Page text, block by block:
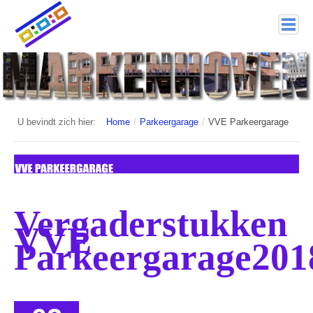
home
Markenhoven
Documenten
Veiligheid (mijn buurt van politie.nl)
Historie
Hof 1
U bevindt zich hier: Home / Parkeergarage / VVE Parkeergarage
Vergaderstukken
VVE